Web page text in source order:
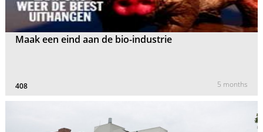
Maak een eind aan de bio-industrie
408 5 months